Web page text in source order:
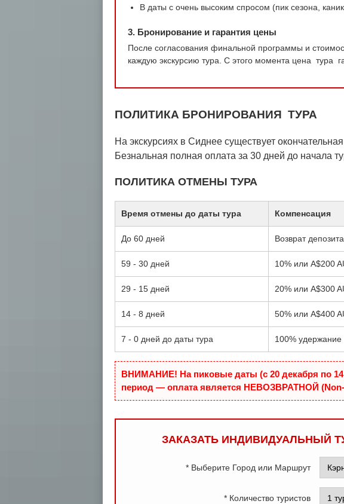
В даты с очень высоким спросом (пик сезона,
3. Бронирование и гарантия цены
После согласования финальной программы и
каждую экскурсию тура. С этого момента цена тура
ПОЛИТИКА БРОНИРОВАНИЯ ТУРА
На экскурсиях в Сиднее существует
Безнальная полная оплата за 30 дней до начала
ПОЛИТИКА ОТМЕНЫ ТУРА
Время отмены до даты тура Компенсация
До 60 дней Возврат
59 - 30 дней 10% или A$200
29 - 15 дней 20% или A$300
14 - 8 дней 50% или A$400
7 - 0 дней до даты тура 100%
ВНИМАНИЕ! На пиковые даты (с 20 декабря по 14
период — оплата является НЕВОЗВРАТНОЙ (Non-
ЗАКАЗАТЬ ИНДИВИДУАЛЬНЫЙ
* Выберите Город или Маршрут
* Количество туристов